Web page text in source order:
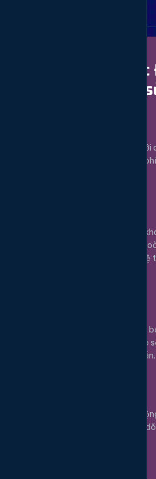
Chỉ Với 4
để bắt đầu
Tạo tài khoản
Hoàn toàn miễn
Nạp tiền vào tài
phương thức an
khoản, Momo...
Lựa chọn dịch vụ
ngàn tùy chọn có
tin theo hướng dẫn.
Hệ thống sẽ tự
thư giãn và theo